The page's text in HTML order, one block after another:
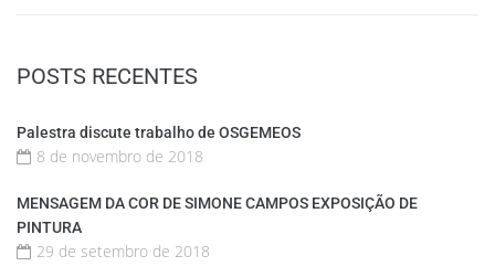
POSTS RECENTES
Palestra discute trabalho de OSGEMEOS
8 de novembro de 2018
MENSAGEM DA COR DE SIMONE CAMPOS EXPOSIÇÃO DE
PINTURA
29 de setembro de 2018